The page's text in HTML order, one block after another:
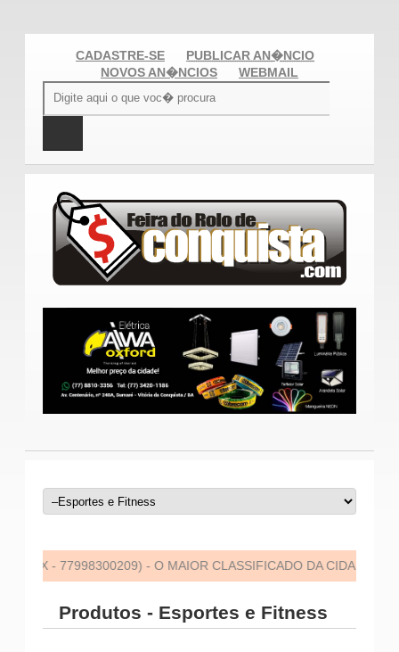
CADASTRE-SE
PUBLICAR AN�NCIO
NOVOS AN�NCIOS
WEBMAIL
- O MAIOR CLASSIFICADO DA CIDADE! - QUER
Produtos - Esportes e Fitness